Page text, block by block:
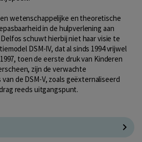
wetenschappelijke en theoretische
in de hulpverlening aan
schuwt hierbij niet haar visie te
DSM-IV, dat al sinds 1994 vrijwel
toen de eerste druk van Kinderen
zijn de verwachte
de DSM-V, zoals geëxternaliseerd
reeds uitgangspunt.